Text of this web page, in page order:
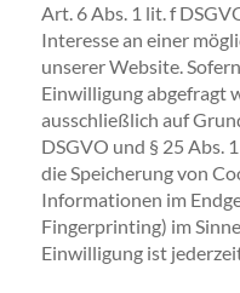
Art. 6 Abs. 1 lit. f
Interesse an einer
unserer Website.
Einwilligung abgefragt
ausschließlich auf
DSGVO und § 25 Abs.
die Speicherung von
Informationen im
Fingerprinting) im
Einwilligung ist